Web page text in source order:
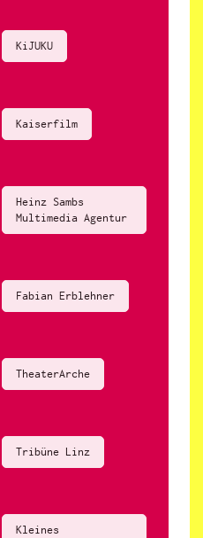
KiJUKU
Kaiserfilm
Heinz Sambs
Multimedia Agentur
Fabian Erblehner
TheaterArche
Tribüne Linz
Kleines